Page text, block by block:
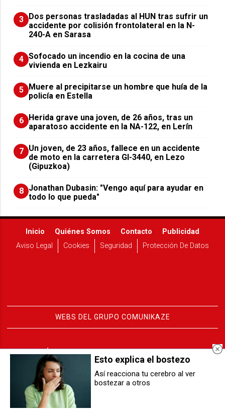
3 ​Dos personas trasladadas al HUN tras sufrir un
accidente por colisión frontolateral en la N-
240-A en Sarasa
4 Sofocado un incendio en la cocina de una
vivienda en Lezkairu
5 Muere al precipitarse un hombre que huía de la
policía en Estella
6 Herida grave una joven, de 26 años, tras un
aparatoso accidente en la NA-122, en Lerín
7 Un joven, de 23 años, fallece en un accidente
de moto en la carretera GI-3440, en Lezo
(Gipuzkoa)
8 Jonathan Dubasin: "Vengo aquí para ayudar en
todo lo que pueda"
Inicio Quiénes Somos Contacto
Publicidad
Aviso Legal
Cookies Seguridad Protección De Datos
WEBS DEL GRUPO COMUNIKAZE
El PSN de Pamplona exige una
respuesta inmediata en la Ikastola
Jaso
El Gobierno de Navarra y el
Esto explica el bostezo
Así reacciona tu cerebro al ver
bostezar a otros